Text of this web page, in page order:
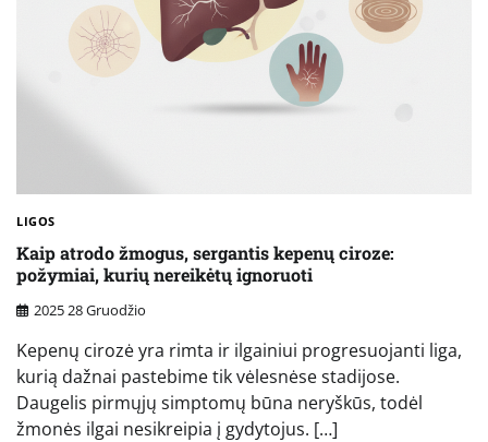
LIGOS
Kaip atrodo žmogus, sergantis kepenų ciroze:
požymiai, kurių nereikėtų ignoruoti
2025 28 Gruodžio
Kepenų cirozė yra rimta ir ilgainiui progresuojanti liga,
kurią dažnai pastebime tik vėlesnėse stadijose.
Daugelis pirmųjų simptomų būna neryškūs, todėl
žmonės ilgai nesikreipia į gydytojus. […]